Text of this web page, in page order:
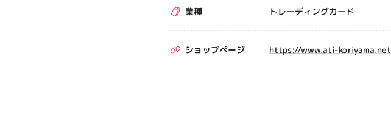
業種 トレーディングカード
ショップページ https://www.ati-